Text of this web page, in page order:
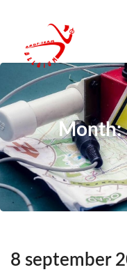
Month:
8 september